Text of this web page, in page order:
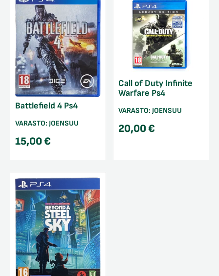
Battlefield 4 Ps4
VARASTO: JOENSUU
15,00€
Call of Duty Infinite
Warfare Ps4
VARASTO: JOENSUU
20,00€